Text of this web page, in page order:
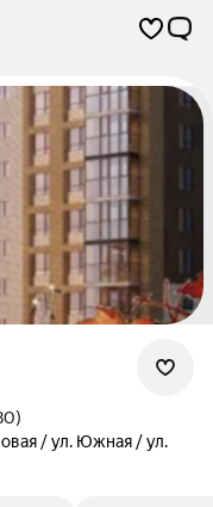
/ ул. Южная / ул.